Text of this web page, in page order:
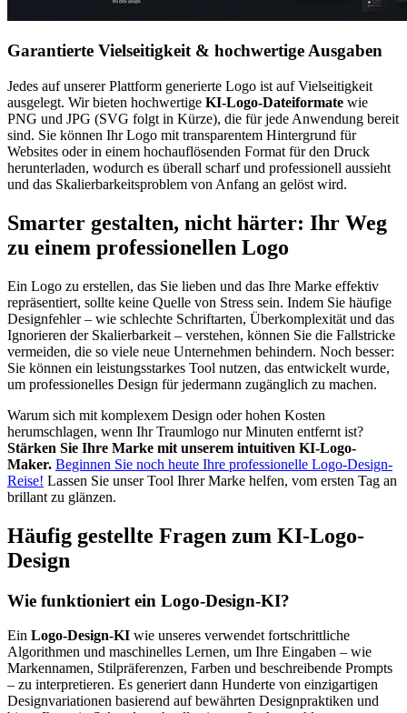
Garantierte Vielseitigkeit & hochwertige Ausgaben
Jedes auf unserer Plattform generierte Logo ist auf Vielseitigkeit
ausgelegt. Wir bieten hochwertige KI-Logo-Dateiformate wie
PNG und JPG (SVG folgt in Kürze), die für jede Anwendung bereit
sind. Sie können Ihr Logo mit transparentem Hintergrund für
Websites oder in einem hochauflösenden Format für den Druck
herunterladen, wodurch es überall scharf und professionell aussieht
und das Skalierbarkeitsproblem von Anfang an gelöst wird.
Smarter gestalten, nicht härter: Ihr Weg
zu einem professionellen Logo
Ein Logo zu erstellen, das Sie lieben und das Ihre Marke effektiv
repräsentiert, sollte keine Quelle von Stress sein. Indem Sie häufige
Designfehler – wie schlechte Schriftarten, Überkomplexität und das
Ignorieren der Skalierbarkeit – verstehen, können Sie die Fallstricke
vermeiden, die so viele neue Unternehmen behindern. Noch besser:
Sie können ein leistungsstarkes Tool nutzen, das entwickelt wurde,
um professionelles Design für jedermann zugänglich zu machen.
Warum sich mit komplexem Design oder hohen Kosten
herumschlagen, wenn Ihr Traumlogo nur Minuten entfernt ist?
Stärken Sie Ihre Marke mit unserem intuitiven KI-Logo-
Maker. Beginnen Sie noch heute Ihre professionelle Logo-Design-
Reise! Lassen Sie unser Tool Ihrer Marke helfen, vom ersten Tag an
brillant zu glänzen.
Häufig gestellte Fragen zum KI-Logo-
Design
Wie funktioniert ein Logo-Design-KI?
Ein Logo-Design-KI wie unseres verwendet fortschrittliche
Algorithmen und maschinelles Lernen, um Ihre Eingaben – wie
Markennamen, Stilpräferenzen, Farben und beschreibende Prompts
– zu interpretieren. Es generiert dann Hunderte von einzigartigen
Designvariationen basierend auf bewährten Designpraktiken und